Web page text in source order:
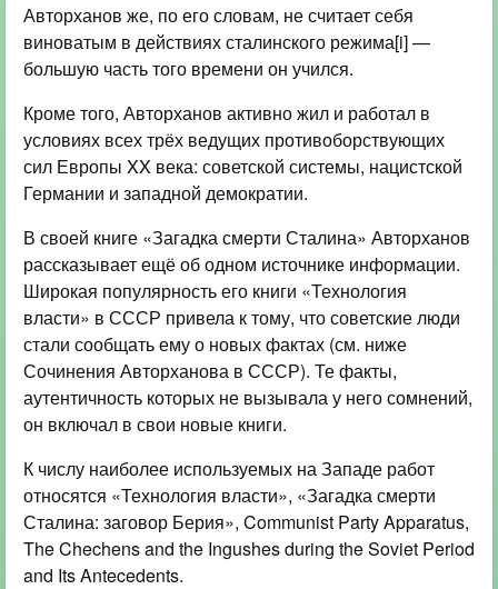
Авторханов же, по его словам, не считает себя
виноватым в действиях сталинского режима[i] —
большую часть того времени он учился.
Кроме того, Авторханов активно жил и работал в
условиях всех трёх ведущих противоборствующих
сил Европы XX века: советской системы, нацистской
Германии и западной демократии.
В своей книге «Загадка смерти Сталина» Авторханов
рассказывает ещё об одном источнике информации.
Широкая популярность его книги «Технология
власти» в СССР привела к тому, что советские люди
стали сообщать ему о новых фактах (см. ниже
Сочинения Авторханова в СССР). Те факты,
аутентичность которых не вызывала у него сомнений,
он включал в свои новые книги.
К числу наиболее используемых на Западе работ
относятся «Технология власти», «Загадка смерти
Сталина: заговор Берия», Communist Party Apparatus,
The Chechens and the Ingushes during the Soviet Period
and Its Antecedents.